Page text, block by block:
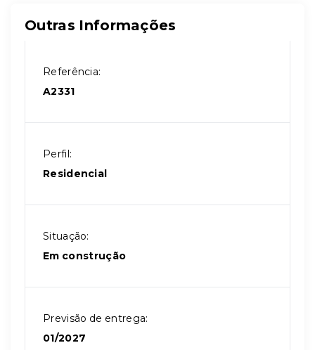
Outras Informações
Referência:
A2331
Perfil:
Residencial
Situação:
Em construção
Previsão de entrega:
01/2027